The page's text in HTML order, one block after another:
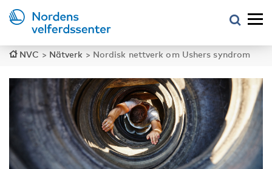
NVC > Nätverk > Nordisk nettverk om Ushers syndrom